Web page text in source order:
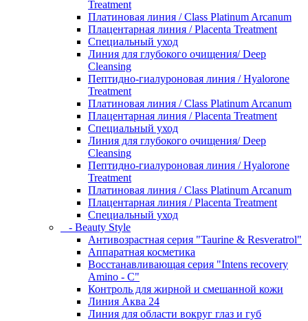
Treatment
Платиновая линия / Class Platinum Arcanum
Плацентарная линия / Placenta Treatment
Специальный уход
Линия для глубокого очищения/ Deep
Cleansing
Пептидно-гиалуроновая линия / Hyalorone
Treatment
Платиновая линия / Class Platinum Arcanum
Плацентарная линия / Placenta Treatment
Специальный уход
Линия для глубокого очищения/ Deep
Cleansing
Пептидно-гиалуроновая линия / Hyalorone
Treatment
Платиновая линия / Class Platinum Arcanum
Плацентарная линия / Placenta Treatment
Специальный уход
- Beauty Style
Антивозрастная серия "Taurine & Resveratrol"
Аппаратная косметика
Восстанавливающая серия "Intens recovery
Amino - C"
Контроль для жирной и смешанной кожи
Линия Аква 24
Линия для области вокруг глаз и губ